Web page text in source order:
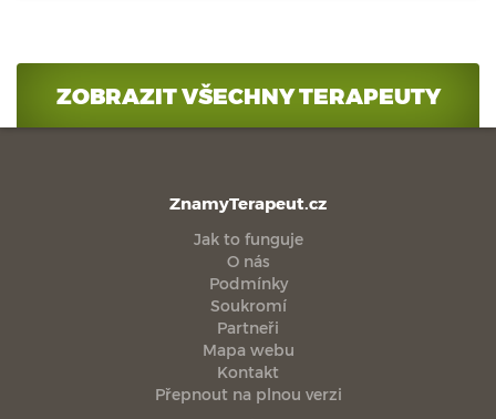
ZOBRAZIT VŠECHNY TERAPEUTY
ZnamyTerapeut.cz
Jak to funguje
O nás
Podmínky
Soukromí
Partneři
Mapa webu
Kontakt
Přepnout na plnou verzi